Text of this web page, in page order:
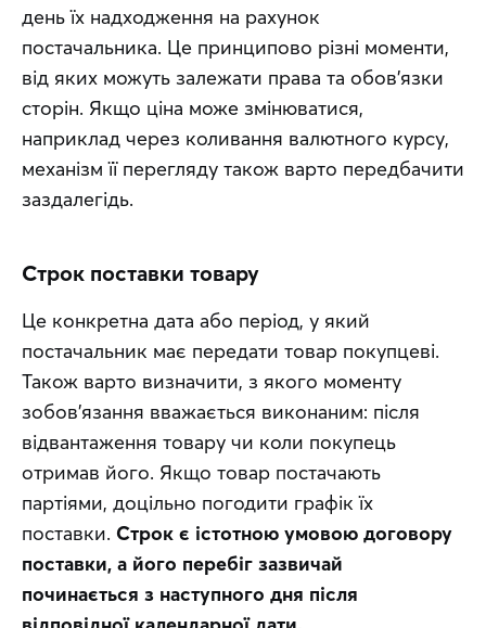
день їх надходження на рахунок
постачальника. Це принципово різні моменти,
від яких можуть залежати права та обов'язки
сторін. Якщо ціна може змінюватися,
наприклад через коливання валютного курсу,
механізм її перегляду також варто передбачити
заздалегідь.
Строк поставки товару
Це конкретна дата або період, у який
постачальник має передати товар покупцеві.
Також варто визначити, з якого моменту
зобов'язання вважається виконаним: після
відвантаження товару чи коли покупець
отримав його. Якщо товар постачають
партіями, доцільно погодити графік їх
поставки. Строк є істотною умовою договору
поставки, а його перебіг зазвичай
починається з наступного дня після